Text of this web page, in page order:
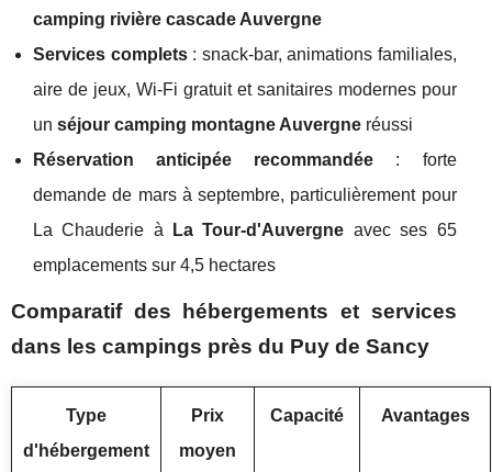
camping rivière cascade Auvergne
Services complets: snack-bar, animations familiales,
aire de jeux, Wi-Fi gratuit et sanitaires modernes pour
un séjour camping montagne Auvergne réussi
Réservation anticipée recommandée : forte
demande de mars à septembre, particulièrement pour
La Chauderie à
La Tour-d'Auvergne avec ses 65
emplacements sur 4,5 hectares
Comparatif des hébergements et services
dans les campings près du Puy de Sancy
Type
d'hébergement
Prix
moyen
Capacité Avantages